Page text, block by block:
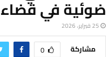
ضوئية في قضاء
25 فبراير، 2026
مشاركة 0